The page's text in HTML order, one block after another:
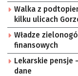
Walka z
kilku ulicach
Władze
finansowych
Lekarskie pensje
dane